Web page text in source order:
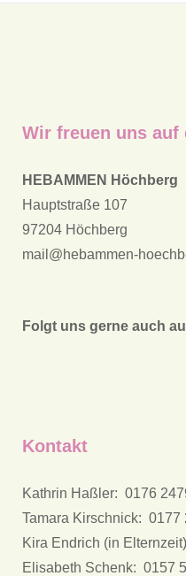
Wir freuen uns auf
HEBAMMEN Höchberg
Hauptstraße 107
97204 Höchberg
mail@hebammen-
Folgt uns gerne auch
Kontakt
Kathrin Haßler: 0176
Tamara Kirschnick: 0177
Kira Endrich (in Elternzeit)
Elisabeth Schenk: 0157